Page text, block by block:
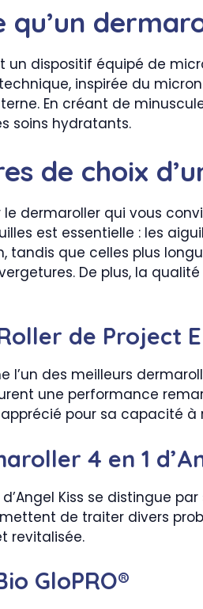
qu’un
un dispositif équipé de
inspirée du
En créant de
soins hydratants.
de choix
le dermaroller qui vous
est essentielle : les
tandis que celles plus
De plus, la
de Project
l’un des meilleurs
une performance
pour sa capacité à
4 en 1
d’Angel Kiss se distingue
de traiter divers
revitalisée.
GloPRO®